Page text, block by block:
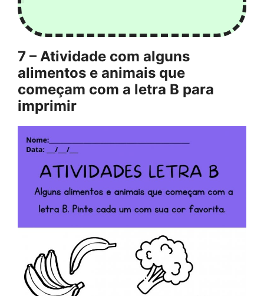
7 – Atividade com alguns
alimentos e animais que
começam com a letra B para
imprimir